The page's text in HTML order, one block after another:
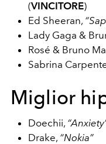
(VINCITORE)
Ed Sheeran,
Lady Gaga &
Rosé & Bruno
Sabrina
Miglior
Doechii,
Drake, “Nokia”